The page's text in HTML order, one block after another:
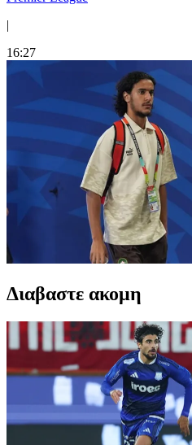
|
16:27
Διαβαστε ακομη